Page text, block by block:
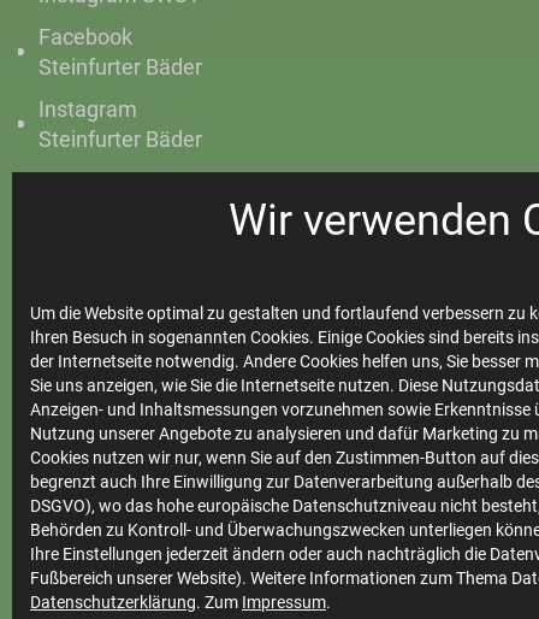
Wir verwenden
Um die Website optimal zu gestalten und fortlaufend verbessern
Ihren Besuch in sogenannten Cookies. Einige Cookies sind bereits
der Internetseite notwendig. Andere Cookies helfen uns, Sie besser
Sie uns anzeigen, wie Sie die Internetseite nutzen. Diese
Anzeigen- und Inhaltsmessungen vorzunehmen sowie Erkenntnisse
Nutzung unserer Angebote zu analysieren und dafür Marketing zu
Cookies nutzen wir nur, wenn Sie auf den Zustimmen-Button auf
begrenzt auch Ihre Einwilligung zur Datenverarbeitung außerhalb
DSGVO), wo das hohe europäische Datenschutzniveau nicht
Behörden zu Kontroll- und Überwachungszwecken unterliegen
Ihre Einstellungen jederzeit ändern oder auch nachträglich die
Fußbereich unserer Website). Weitere Informationen zum Thema
Datenschutzerklärung. Zum Impressum.
Facebook
Steinfurter Bäder
Instagram
Steinfurter Bäder
Stadtwerke
Marktkommunikation
Vertrieb
Impressum
Datenschutz
Teilnahmebedingungen